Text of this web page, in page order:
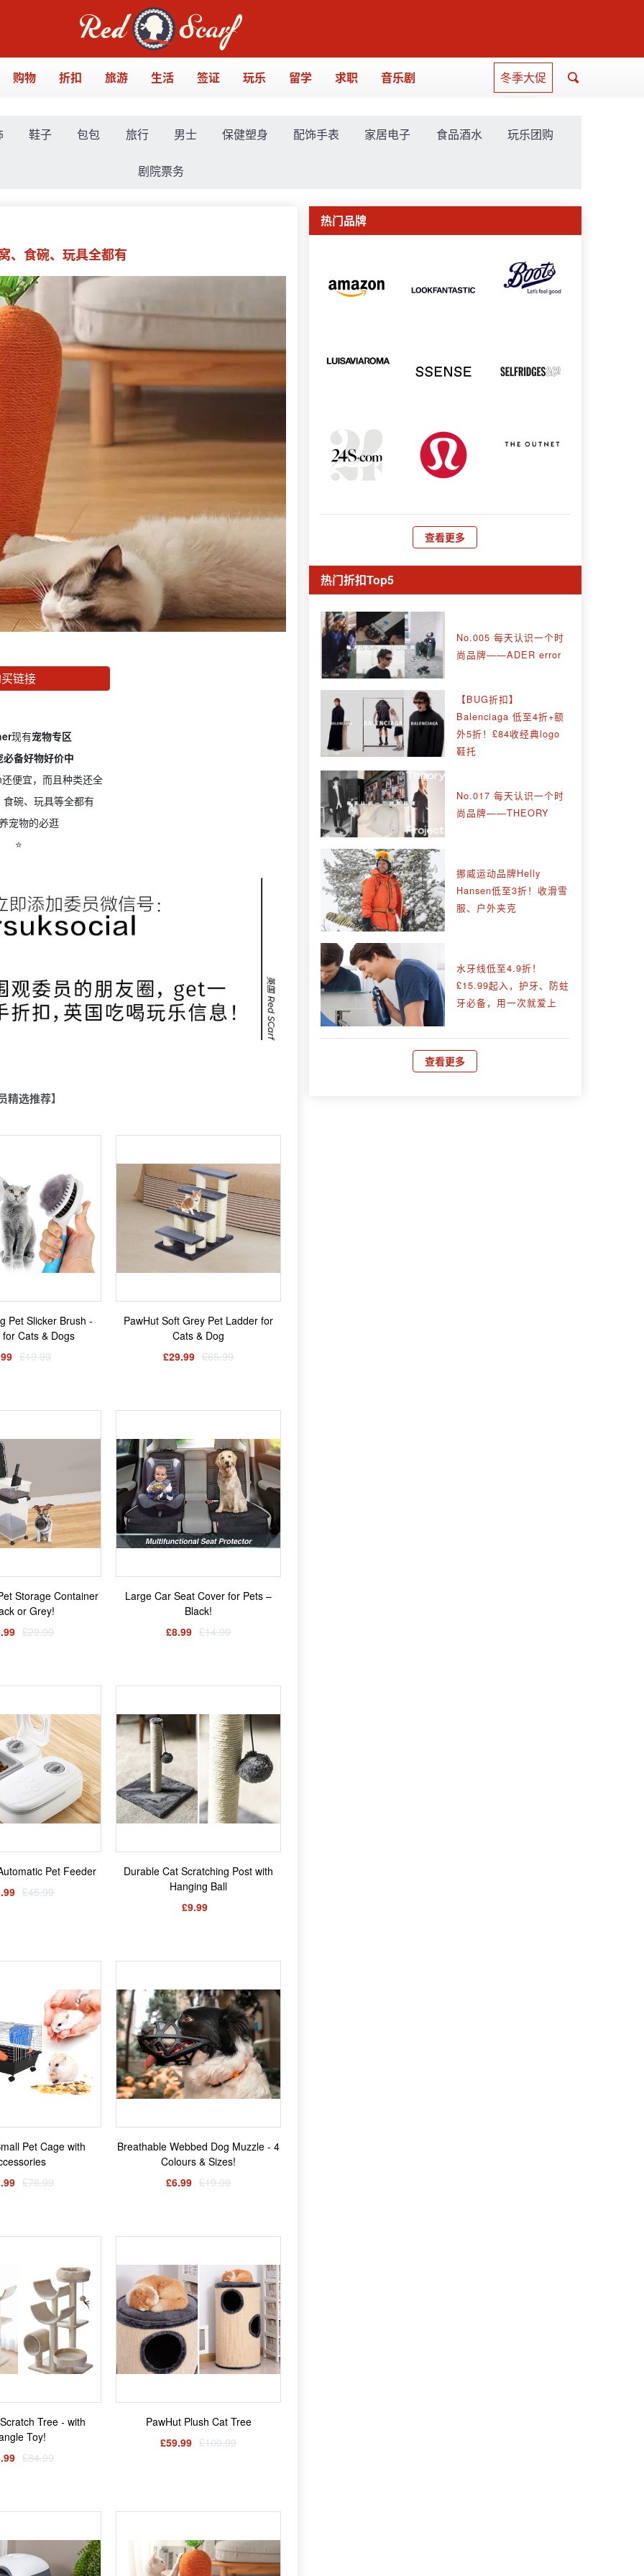
购物 折扣 旅游 生活 签证 玩乐 留学 求职 音乐剧 冬季大促
鞋子 包包 旅行 男士 保健塑身 配饰手表 家居电子 食品酒水 玩乐团购
剧院票务
、食碗、玩具全都有
链接
现有宠物专区
必备好物好价中
便宜，而且种类还全
食碗、玩具等全都有
宠物的必逛
⭐️
精选推荐】
Pet Slicker Brush -
Cats & Dogs
£19.99
PawHut Soft Grey Pet Ladder for
Cats & Dog
£29.99 £65.99
Storage Container
or Grey!
£29.99
Large Car Seat Cover for Pets –
Black!
£8.99 £14.99
Pet Feeder
£45.99
Durable Cat Scratching Post with
Hanging Ball
£9.99
Pet Cage with
£76.99
Breathable Webbed Dog Muzzle - 4
Colours & Sizes!
£6.99 £19.99
Tree - with
Toy!
£84.99
PawHut Plush Cat Tree
£59.99 £100.99
热门品牌
查看更多
热门折扣Top5
No.005 每天认识一个时
尚品牌——ADER error
【BUG折扣】
Balenciaga 低至4折+额
外5折！£84收经典logo
鞋托
No.017 每天认识一个时
尚品牌——THEORY
挪威运动品牌Helly
Hansen低至3折！收滑雪
服、户外夹克
水牙线低至4.9折！
£15.99起入，护牙、防蛀
牙必备，用一次就爱上
查看更多